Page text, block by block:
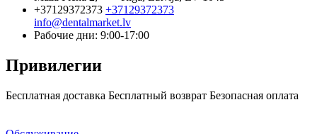
+37129372373 +37129372373
info@dentalmarket.lv
Рабочие дни: 9:00-17:00
Привилегии
Бесплатная доставка Бесплатный возврат Безопасная оплата